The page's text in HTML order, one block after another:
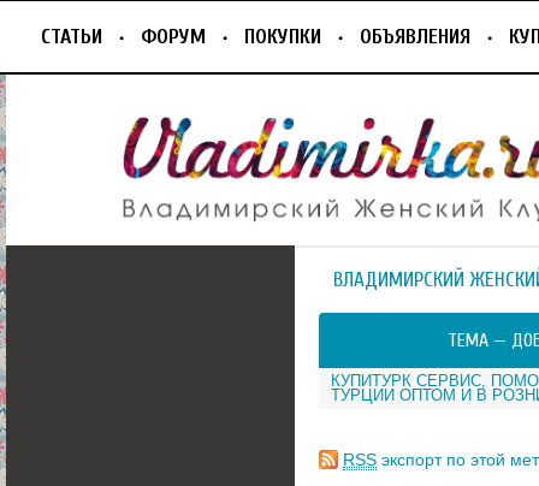
СТАТЬИ ФОРУМ ПОКУПКИ ОБЪЯВЛЕНИЯ
ВЛАДИМИРСКИЙ
ТЕМА —
КУПИТУРК СЕРВИС,
ТУРЦИИ ОПТОМ И В
RSS экспорт по этой